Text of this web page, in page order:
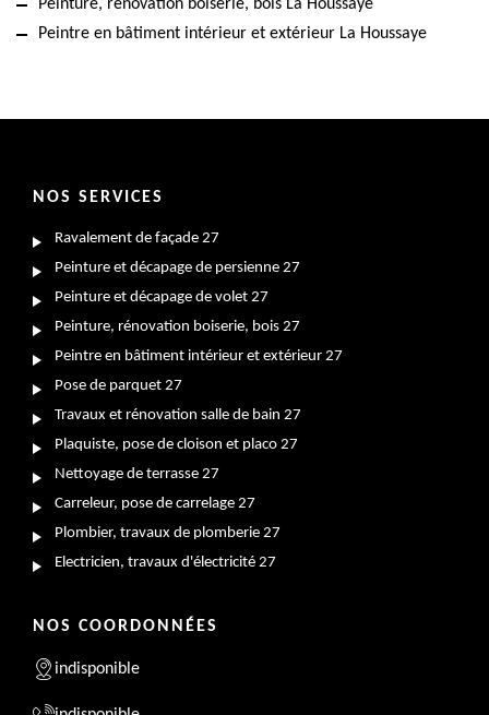
Peinture, rénovation boiserie, bois La Houssaye
Peintre en bâtiment intérieur et extérieur La Houssaye
NOS SERVICES
Ravalement de façade 27
Peinture et décapage de persienne 27
Peinture et décapage de volet 27
Peinture, rénovation boiserie, bois 27
Peintre en bâtiment intérieur et extérieur 27
Pose de parquet 27
Travaux et rénovation salle de bain 27
Plaquiste, pose de cloison et placo 27
Nettoyage de terrasse 27
Carreleur, pose de carrelage 27
Plombier, travaux de plomberie 27
Electricien, travaux d'électricité 27
NOS COORDONNÉES
indisponible